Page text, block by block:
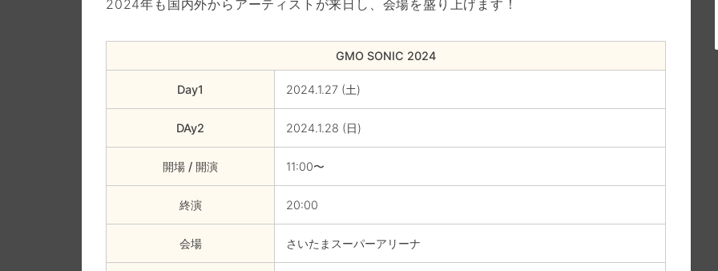
2024年も国内外からアーティストが来日し、会場を盛り上げます！
GMO SONIC 2024
Day1 2024.1.27 (土)
DAy2 2024.1.28 (日)
開場 / 開演 11:00〜
終演 20:00
会場 さいたまスーパーアリーナ